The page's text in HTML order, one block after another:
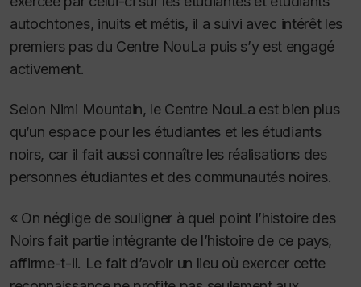
autochtones, inuits et métis, il a suivi avec intérêt les
premiers pas du Centre NouLa puis s’y est engagé
activement.
Selon Nimi Mountain, le Centre NouLa est bien plus
qu’un espace pour les étudiantes et les étudiants
noirs, car il fait aussi connaître les réalisations des
personnes étudiantes et des communautés noires.
« On néglige de souligner à quel point l’histoire des
Noirs fait partie intégrante de l’histoire de ce pays,
affirme-t-il. Le fait d’avoir un lieu où exercer cette